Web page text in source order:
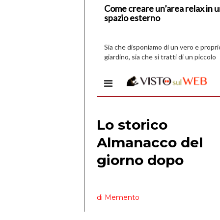
Come creare un’area relax in
spazio esterno
Sia che disponiamo di un vero e
giardino, sia che si tratti di un piccolo